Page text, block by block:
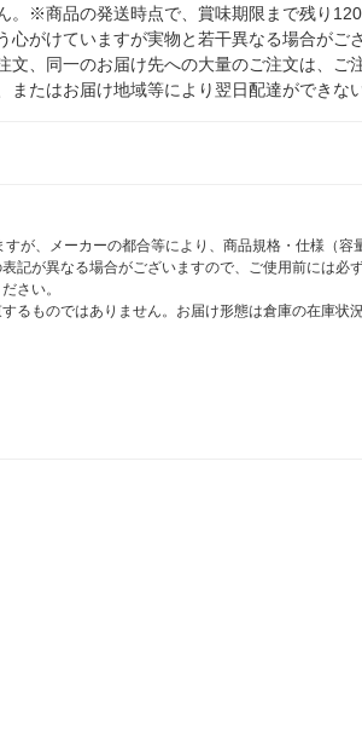
。※商品の発送時点で、賞味期限まで残り
心がけていますが実物と若干異なる場合が
、同一のお届け先への大量のご注文は、ご
たはお届け地域等により翌日配達ができな
が、メーカーの都合等により、商品規格・仕様（
記が異なる場合がございますので、ご使用前には必
さい。
るものではありません。お届け形態は倉庫の在庫状